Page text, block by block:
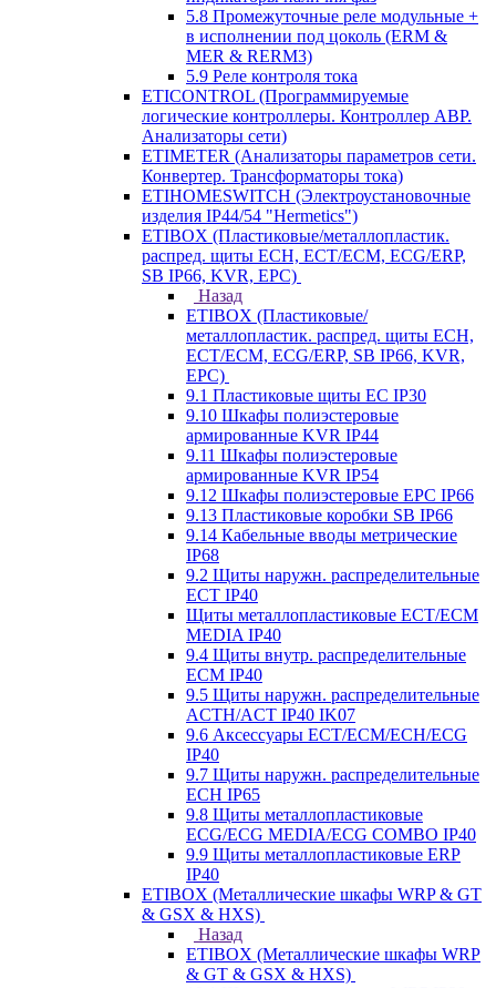
5.8 Промежуточные реле модульные +
в исполнении под цоколь (ERM &
MER & RERM3)
5.9 Реле контроля тока
ETICONTROL (Программируемые
логические контроллеры. Контроллер АВР.
Анализаторы сети)
ETIMETER (Анализаторы параметров сети.
Конвертер. Трансформаторы тока)
ETIHOMESWITCH (Электроустановочные
изделия IP44/54 "Hermetics")
ETIBOX (Пластиковые/металлопластик.
распред. щиты ECH, ECT/ECM, ECG/ERP,
SB IP66, KVR, EPC)
Назад
ETIBOX (Пластиковые/
металлопластик. распред. щиты ECH,
ECT/ECM, ECG/ERP, SB IP66, KVR,
EPC)
9.1 Пластиковые щиты EC IP30
9.10 Шкафы полиэстеровые
армированные KVR IP44
9.11 Шкафы полиэстеровые
армированные KVR IP54
9.12 Шкафы полиэстеровые EPC IP66
9.13 Пластиковые коробки SB IP66
9.14 Кабельные вводы метрические
IP68
9.2 Щиты наружн. распределительные
ECT IP40
Щиты металлопластиковые ECT/ECM
MEDIA IP40
9.4 Щиты внутр. распределительные
ECМ IP40
9.5 Щиты наружн. распределительные
ACTH/ACT IP40 IK07
9.6 Аксессуары ECT/ECM/ECH/ECG
IP40
9.7 Щиты наружн. распределительные
ECH IP65
9.8 Щиты металлопластиковые
ECG/ECG MEDIA/ECG COMBO IP40
9.9 Щиты металлопластиковые ERP
IP40
ETIBOX (Металлические шкафы WRP & GT
& GSX & HXS)
Назад
ETIBOX (Металлические шкафы WRP
& GT & GSX & HXS)